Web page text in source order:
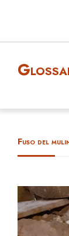
Fuso del